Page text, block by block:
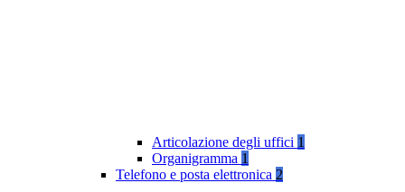
Articolazione degli uffici 1
Organigramma 1
Telefono e posta elettronica 2